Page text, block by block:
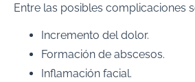
Entre las posibles complicaciones
Incremento del dolor.
Formación de abscesos.
Inflamación facial.